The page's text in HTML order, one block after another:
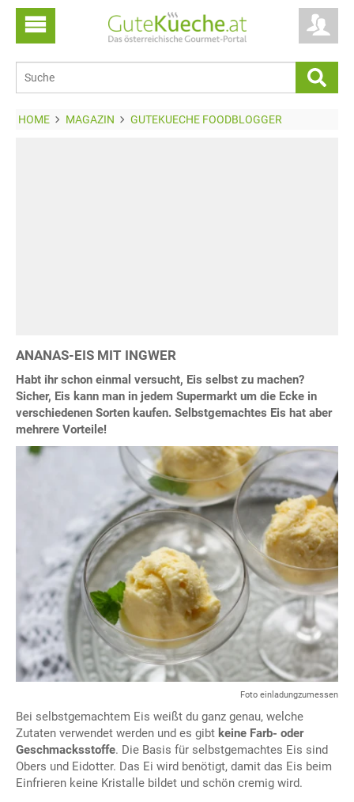
HOME MAGAZIN GUTEKUECHE FOODBLOGGER
ANANAS-EIS MIT INGWER
Habt ihr schon einmal versucht, Eis selbst zu machen?
Sicher, Eis kann man in jedem Supermarkt um die Ecke in
verschiedenen Sorten kaufen. Selbstgemachtes Eis hat aber
mehrere Vorteile!
Foto einladungzumessen
Bei selbstgemachtem Eis weißt du ganz genau, welche
Zutaten verwendet werden und es gibt keine Farb- oder
Geschmacksstoffe. Die Basis für selbstgemachtes Eis sind
Obers und Eidotter. Das Ei wird benötigt, damit das Eis beim
Einfrieren keine Kristalle bildet und schön cremig wird.